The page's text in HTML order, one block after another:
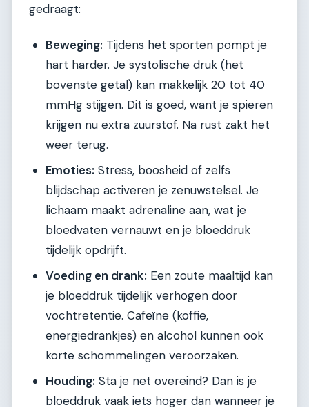
gedraagt:
Beweging: Tijdens het sporten pompt je
hart harder. Je systolische druk (het
bovenste getal) kan makkelijk 20 tot 40
mmHg stijgen. Dit is goed, want je spieren
krijgen nu extra zuurstof. Na rust zakt het
weer terug.
Emoties: Stress, boosheid of zelfs
blijdschap activeren je zenuwstelsel. Je
lichaam maakt adrenaline aan, wat je
bloedvaten vernauwt en je bloeddruk
tijdelijk opdrijft.
Voeding en drank: Een zoute maaltijd kan
je bloeddruk tijdelijk verhogen door
vochtretentie. Cafeïne (koffie,
energiedrankjes) en alcohol kunnen ook
korte schommelingen veroorzaken.
Houding: Sta je net overeind? Dan is je
bloeddruk vaak iets hoger dan wanneer je